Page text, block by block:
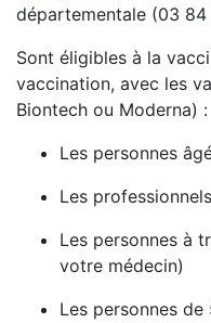
départementale (03 84
Sont éligibles à la
vaccination, avec les
Biontech ou Moderna) :
Les personnes
Les
Les personnes à
votre médecin)
Les personnes